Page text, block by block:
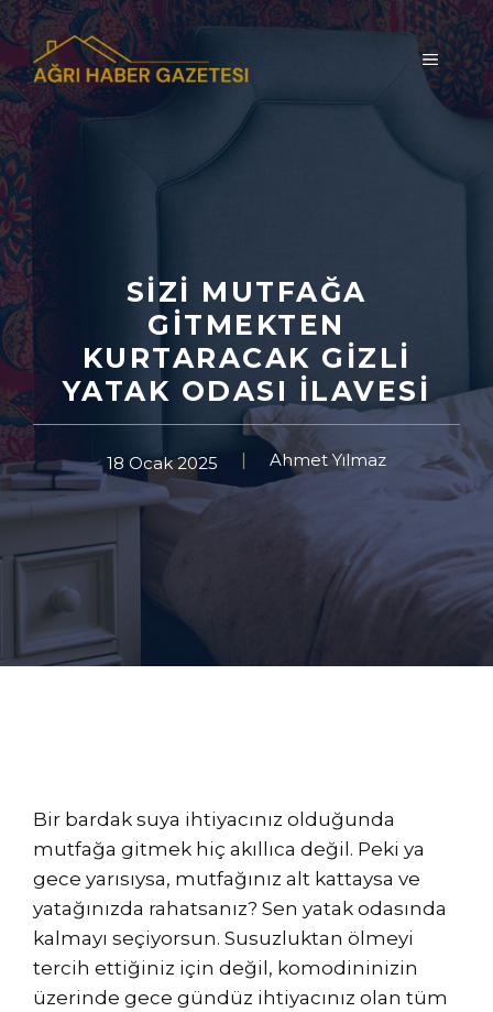
İçeriğe
atla
MENÜ
SIZI MUTFAĞA
GITMEKTEN
KURTARACAK GIZLI
YATAK ODASI İLAVESI
18 Ocak 2025 Ahmet Yılmaz
Bir bardak suya ihtiyacınız olduğunda
mutfağa gitmek hiç akıllıca değil. Peki ya
gece yarısıysa, mutfağınız alt kattaysa ve
yatağınızda rahatsanız? Sen yatak odasında
kalmayı seçiyorsun. Susuzluktan ölmeyi
tercih ettiğiniz için değil, komodininizin
üzerinde gece gündüz ihtiyacınız olan tüm